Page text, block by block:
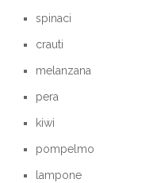
spinaci
crauti
melanzana
pera
kiwi
pompelmo
lampone